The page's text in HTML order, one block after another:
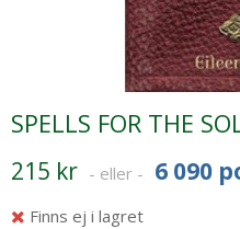
SPELLS FOR THE
215 kr - eller - 6 090
Finns ej i lagret